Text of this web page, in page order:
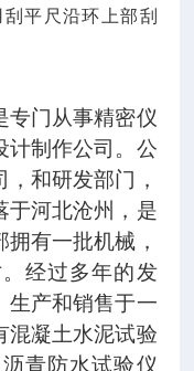
平尺沿环上部刮
专门从事精密仪
计制作公司。公
和研发部门，
于河北沧州，是
有一批机械，
经过多年的发
生产和销售于一
混凝土水泥试验
青防水试验仪